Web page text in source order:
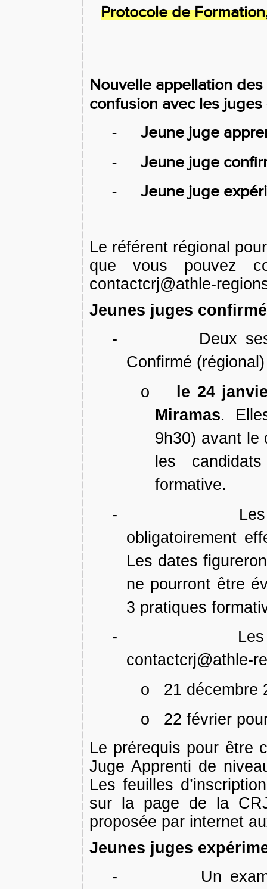
Protocole de
Nouvelle appellation des
confusion avec les juges
-
Jeune juge
-
Jeune juge
-
Jeune juge
Le référent régional
que vous pouvez
contactcrj@athle-
Jeunes juges
-
Deux
Confirmé
o
le 24
Miramas.
9h30) avant le
les
formative.
-
obligatoirement
Les dates
ne pourront être
3 pratiques
-
contactcrj@athle-
o
21 décembre
o
22 février
Le prérequis pour être
Juge Apprenti de
Les feuilles
sur la page de la
proposée par internet
Jeunes juges
-
Un